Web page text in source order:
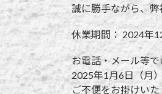
誠に勝手ながら、弊
休業期間： 2024年
お電話・メール等で
2025年1月6日（月
ご不便をお掛けい